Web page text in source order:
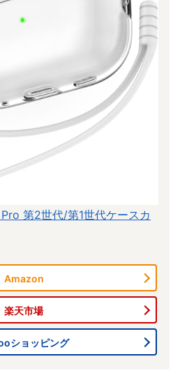
第2世代/第1世代ケースカ
Amazon
楽天市場
ショッピング